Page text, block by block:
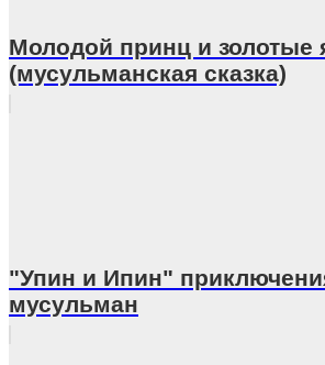
Молодой принц и золотые
(мусульманская сказка)
"Упин и Ипин"
мусульман